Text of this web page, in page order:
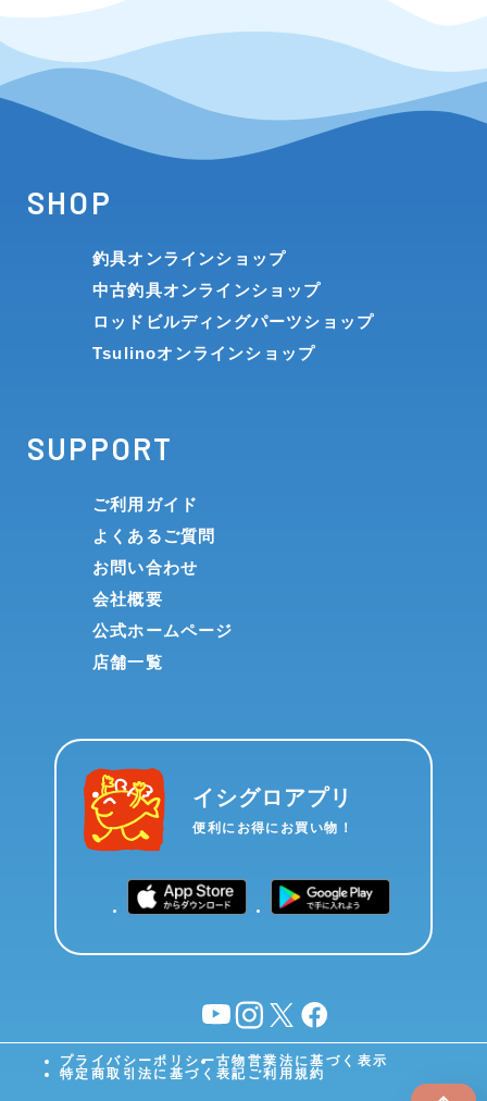
SHOP
釣具オンラインショップ
中古釣具オンラインショップ
ロッドビルディングパーツショップ
Tsulinoオンラインショップ
SUPPORT
ご利用ガイド
よくあるご質問
お問い合わせ
会社概要
公式ホームページ
店舗一覧
イシグロアプリ
便利にお得にお買い物！
YouTubeinstagram
X facebook
プライバシーポリシー古物営業法に基づく表示
特定商取引法に基づく表記 ご利用規約